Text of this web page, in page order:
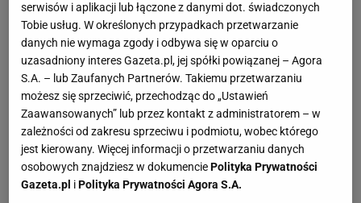
spędził wSzwajcarii, gdzie trenował podokiem
Robsona Dantasa w brazylijskim klubie Kimura Nova
Uniao. Zawodowo zadebiutował w 2016 roku, kiedy
to na punkty wygrał z Anthony’m Mullerem. Potem
zwyciężał jeszcze trzy razy z rzędu, każdy z
pojedynków kończąc przed czasem. W swojej
pierwszejwalcedla Fight Exclusive Night podczas
17. edycji "Baltic Storm" przegrał ze słynnym
serwisów i aplikacji lub łączone z danymi dot. świadczonych
Tobie usług. W określonych przypadkach przetwarzanie
danych nie wymaga zgody i odbywa się w oparciu o
uzasadniony interes Gazeta.pl, jej spółki powiązanej – Agora
S.A. – lub Zaufanych Partnerów. Takiemu przetwarzaniu
możesz się sprzeciwić, przechodząc do „Ustawień
Zaawansowanych” lub przez kontakt z administratorem – w
zależności od zakresu sprzeciwu i podmiotu, wobec którego
jest kierowany. Więcej informacji o przetwarzaniu danych
osobowych znajdziesz w dokumenciePolityka Prywatności
Gazeta.pl iPolityka Prywatności Agora S.A.